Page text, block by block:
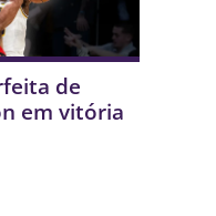
de
em vitória